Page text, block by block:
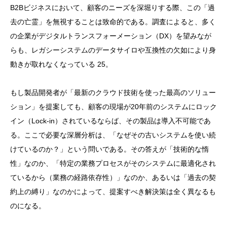
B2Bビジネスにおいて、顧客のニーズを深堀りする際、この「過
去の亡霊」を無視することは致命的である。調査によると、多く
の企業がデジタルトランスフォーメーション（DX）を望みなが
らも、レガシーシステムのデータサイロや互換性の欠如により身
動きが取れなくなっている 25。
もし製品開発者が「最新のクラウド技術を使った最高のソリュー
ション」を提案しても、顧客の現場が20年前のシステムにロック
イン（Lock-in）されているならば、その製品は導入不可能であ
る。ここで必要な深層分析は、「なぜその古いシステムを使い続
けているのか？」という問いである。その答えが「技術的な惰
性」なのか、「特定の業務プロセスがそのシステムに最適化され
ているから（業務の経路依存性）」なのか、あるいは「過去の契
約上の縛り」なのかによって、提案すべき解決策は全く異なるも
のになる。